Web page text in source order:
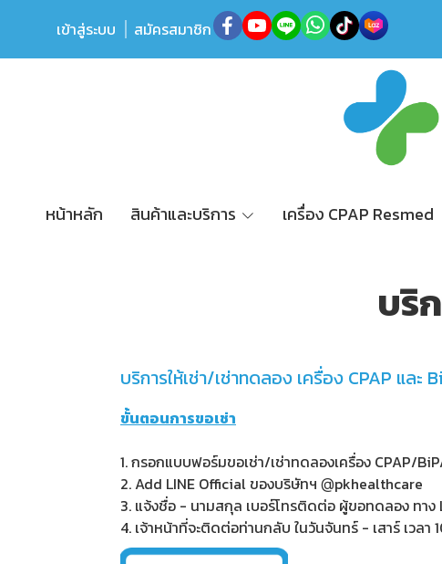
เข้าสู่ระบบ สมัครสมาชิก
หน้าหลัก สินค้าและบริการ เครื่อง CPAP Resmed
บริ
บริการให้เช่า/เช่าทดลอง เครื่อง CPAP แล
ขั้นตอนการขอเช่า
1. กรอกแบบฟอร์มขอเช่า/เช่าทดลองเครื่อง CPAP/
2. Add LINE Official ของบริษัทฯ @pkhealthcare
3. แจ้งชื่อ - นามสกุล เบอร์โทรติดต่อ ผู้ขอทดลอง ทาง
4. เจ้าหน้าที่จะติดต่อท่านกลับ ในวันจันทร์ - เสาร์ เวลา